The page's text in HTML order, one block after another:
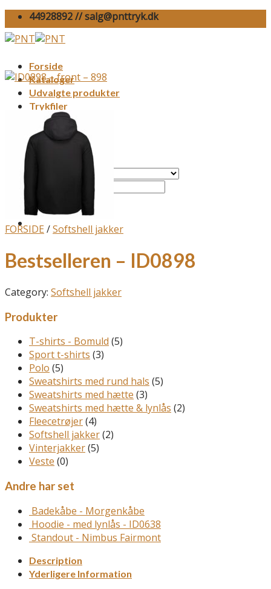
Skip
to
content
44928892 // salg@pnttryk.dk
Forside
Kataloger
Udvalgte produkter
Trykfiler
Det vi laver
Miljø
FORSIDE/Softshell jakker
Bestselleren – ID0898
Category: Softshell jakker
Produkter
T-shirts - Bomuld (5)
Sport t-shirts (3)
Polo (5)
Sweatshirts med rund hals (5)
Sweatshirts med hætte (3)
Sweatshirts med hætte & lynlås (2)
Fleecetrøjer(4)
Softshell jakker(2)
Vinterjakker(5)
Veste (0)
Andre har set
Badekåbe - Morgenkåbe
Hoodie - med lynlås - ID0638
Standout - Nimbus Fairmont
Description
Yderligere Information